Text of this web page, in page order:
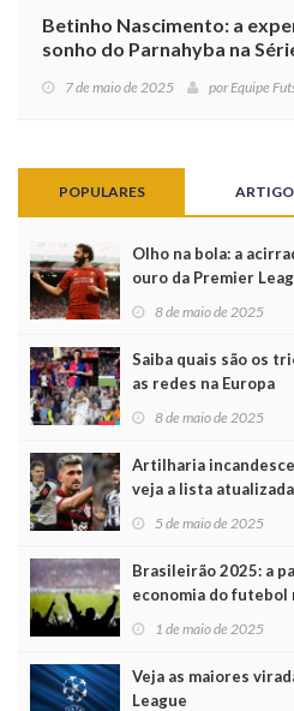
Betinho Nascimento: a
sonho do Parnahyba na
7 de maio de 2025 por Equipe
POPULARES
Olho na bola: a
ouro da Premier
8 de maio de 2025
Saiba quais são os
as redes na Europa
8 de maio de 2025
Artilharia
veja a lista atualizada
5 de maio de 2025
Brasileirão 2025: a
economia do futebol
1 de maio de 2025
Veja as maiores
League